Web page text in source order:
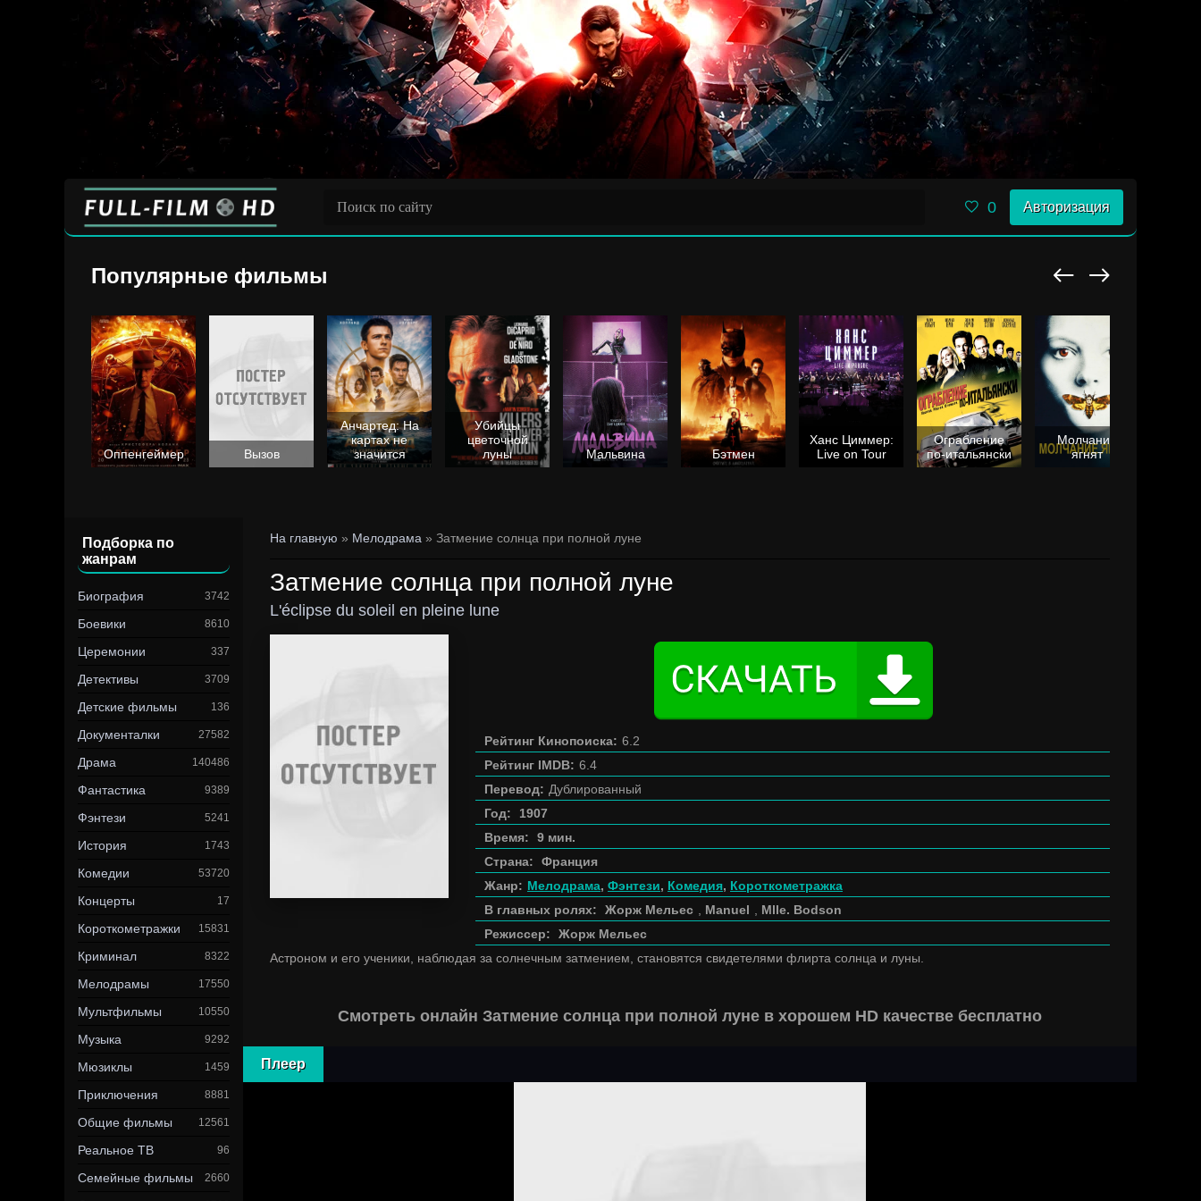
0 Авторизация
Популярные фильмы
Оппенгеймер Вызов
Анчартед: На
картах не
значится
Убийцы
цветочной
луны
Мальвина Бэтмен
Ханс Циммер:
Live on Tour
Ограбление
по-итальянски
Молчание
ягнят
Подборка по
жанрам
Биография 3742
Боевики 8610
Церемонии 337
Детективы 3709
Детские фильмы 136
Документалки 27582
Драма 140486
Фантастика 9389
Фэнтези 5241
История 1743
Комедии 53720
Концерты 17
Короткометражки 15831
Криминал 8322
Мелодрамы 17550
Мультфильмы 10550
Музыка 9292
Мюзиклы 1459
Приключения 8881
Общие фильмы 12561
Реальное ТВ 96
Семейные фильмы 2660
На главную » Мелодрама » Затмение солнца при полной луне
Затмение солнца при полной луне
L'éclipse du soleil en pleine lune
Рейтинг Кинопоиска: 6.2
Рейтинг IMDB: 6.4
Перевод: Дублированный
Год:
1907
Время:
9 мин.
Страна:
Франция
Жанр: Мелодрама, Фэнтези, Комедия, Короткометражка
В главных ролях:
Жорж Мельес Manuel
Mlle. Bodson
Режиссер:
Жорж Мельес
Астроном и его ученики, наблюдая за солнечным затмением, становятся свидетелями флирта солнца и луны.
Смотреть онлайн Затмение солнца при полной луне в хорошем HD качестве бесплатно
Плеер